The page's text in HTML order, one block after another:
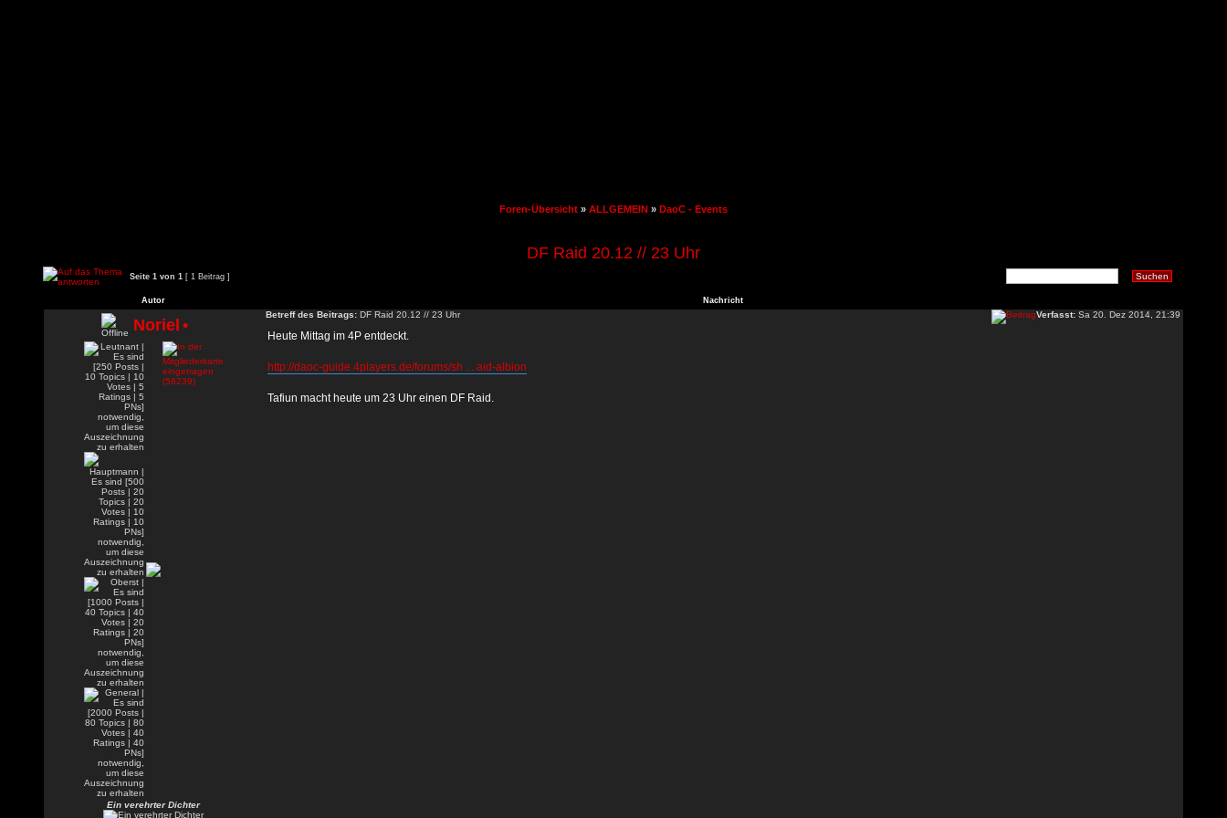
Foren-Übersicht » ALLGEMEIN » DaoC - Events
DF Raid 20.12 // 23 Uhr
Seite 1 von 1 [ 1 Beitrag ]
Autor Nachricht
Noriel •
Ein verehrter Dichter
Betreff des Beitrags: DF Raid 20.12 // 23 Uhr Verfasst: Sa 20. Dez 2014, 21:39
Heute Mittag im 4P entdeckt.
http://daoc-guide.4players.de/forums/sh ... aid-albion
Tafiun macht heute um 23 Uhr einen DF Raid.